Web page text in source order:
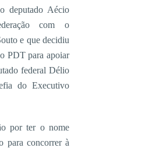
deputado Aécio
com o
e que decidiu
PDT para apoiar
federal Délio
do Executivo
por ter o nome
para concorrer à